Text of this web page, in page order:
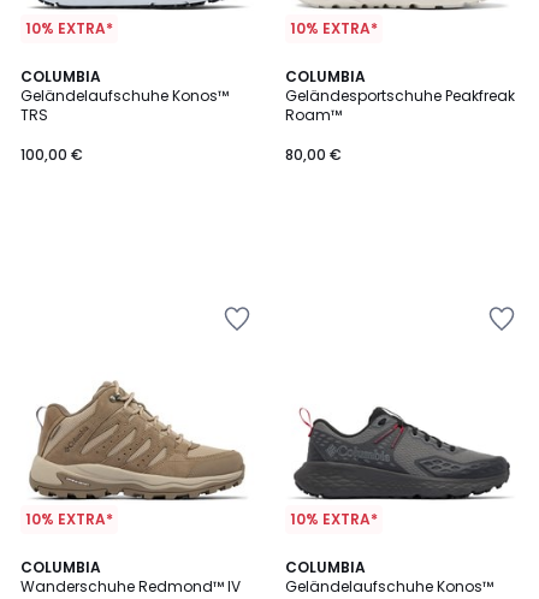
10% EXTRA*
COLUMBIA
Geländelaufschuhe Konos™
TRS
100,00 €
10% EXTRA*
COLUMBIA
Geländesportschuhe Peakfreak
Roam™
80,00 €
10% EXTRA*
COLUMBIA
Wanderschuhe Redmond™ IV
5
/
10% EXTRA*
COLUMBIA
Geländelaufschuhe Konos™